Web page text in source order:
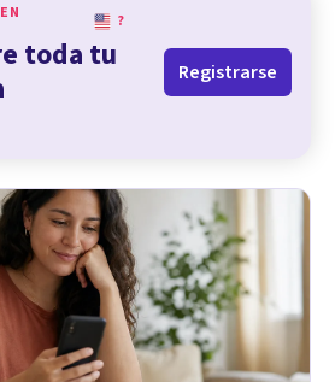
?
toda tu
Registrarse